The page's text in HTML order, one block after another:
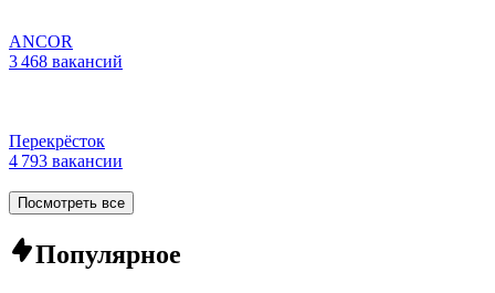
ANCOR
3 468 вакансий
Перекрёсток
4 793 вакансии
Посмотреть все
Популярное